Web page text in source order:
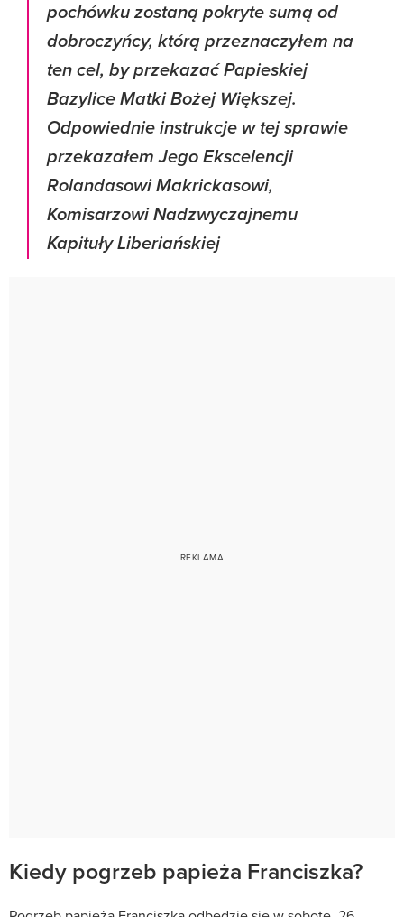
pochówku zostaną pokryte sumą od
dobroczyńcy, którą przeznaczyłem na
ten cel, by przekazać Papieskiej
Bazylice Matki Bożej Większej.
Odpowiednie instrukcje w tej sprawie
przekazałem Jego Ekscelencji
Rolandasowi Makrickasowi,
Komisarzowi Nadzwyczajnemu
Kapituły Liberiańskiej
Kiedy pogrzeb papieża Franciszka?